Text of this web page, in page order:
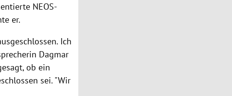
NEOS-
er.
Ich
Dagmar
ob ein
sei. "Wir